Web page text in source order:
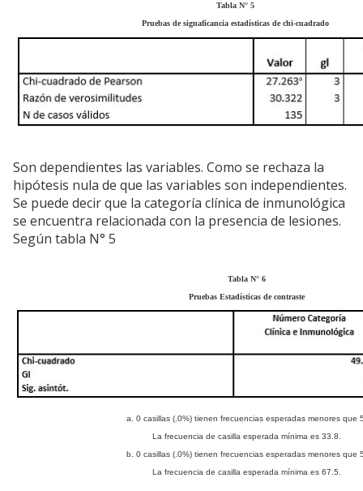
Tabla N° 5
Pruebas de signaficancia estadísticas de chi-cuadrado
Son dependientes las variables. Como se rechaza la
hipótesis nula de que las variables son independientes.
Se puede decir que la categoría clínica de inmunológica
se encuentra relacionada con la presencia de lesiones.
Según tabla N° 5
Tabla N° 6
Pruebas Estadísticas de contraste
a. 0 casillas (.0%) tienen frecuencias esperadas menores que
La frecuencia de casilla esperada mínima es 33.8.
b. 0 casillas (.0%) tienen frecuencias esperadas menores que
La frecuencia de casilla esperada mínima es 67.5.